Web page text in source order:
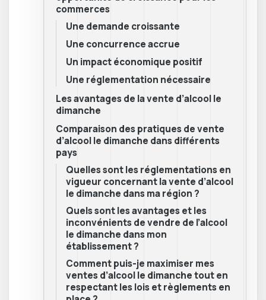
commerces
Une demande croissante
Une concurrence accrue
Un impact économique positif
Une réglementation nécessaire
Les avantages de la vente d’alcool le
dimanche
Comparaison des pratiques de vente
d’alcool le dimanche dans différents
pays
Quelles sont les réglementations en
vigueur concernant la vente d’alcool
le dimanche dans ma région ?
Quels sont les avantages et les
inconvénients de vendre de l’alcool
le dimanche dans mon
établissement ?
Comment puis-je maximiser mes
ventes d’alcool le dimanche tout en
respectant les lois et règlements en